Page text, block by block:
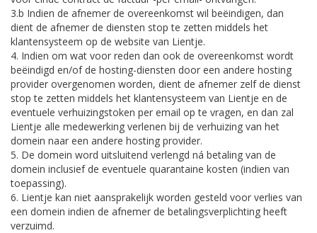
3.b Indien de afnemer de overeenkomst wil beëindigen, dan
dient de afnemer de diensten stop te zetten middels het
klantensysteem op de website van Lientje.
4. Indien om wat voor reden dan ook de overeenkomst wordt
beëindigd en/of de hosting-diensten door een andere hosting
provider overgenomen worden, dient de afnemer zelf de dienst
stop te zetten middels het klantensysteem van Lientje en de
eventuele verhuizingstoken per email op te vragen, en dan zal
Lientje alle medewerking verlenen bij de verhuizing van het
domein naar een andere hosting provider.
5. De domein word uitsluitend verlengd ná betaling van de
domein inclusief de eventuele quarantaine kosten (indien van
toepassing).
6. Lientje kan niet aansprakelijk worden gesteld voor verlies van
een domein indien de afnemer de betalingsverplichting heeft
verzuimd.